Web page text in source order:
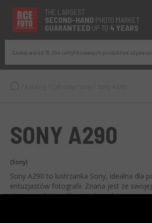
THE LARGEST
SECOND-HAND PHOTO MARKET
GUARANTEED UP TO 4 YEARS
Szukaj wśród 19.294 certyfikowanych produktów
SONY A290
(Sony)
Sony A290 to lustrzanka Sony, idealna dla
entuzjastów fotografii. Znana jest ze
użyteczności i ogólnej wydajności.
Ma 14,2-megapikselowy sensor